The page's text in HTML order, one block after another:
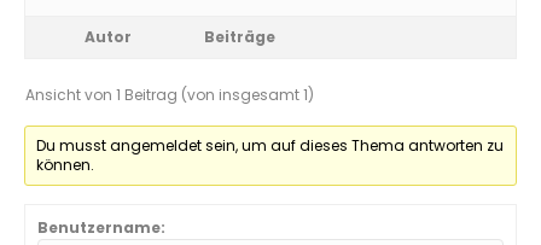
Autor Beiträge
Ansicht von 1 Beitrag (von insgesamt 1)
Du musst angemeldet sein, um auf dieses Thema antworten zu
können.
Benutzername: